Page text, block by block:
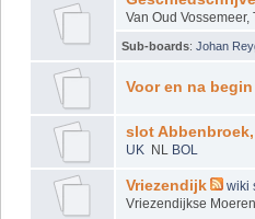
Van Oud
Sub-boards: Johan
Voor en na
slot
UK NL BOL
Vriezendijk wiki
Vriezendijkse